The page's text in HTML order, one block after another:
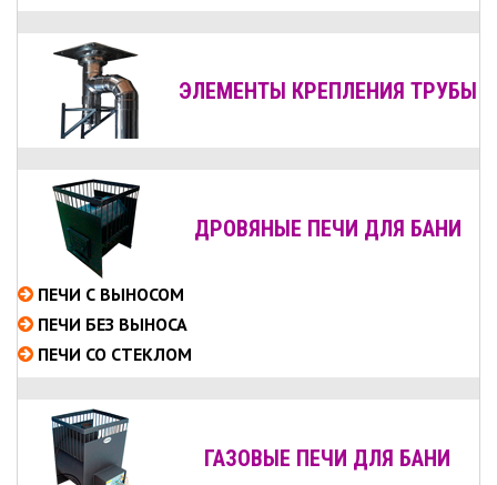
ЭЛЕМЕНТЫ КРЕПЛЕНИЯ ТРУБЫ
ДРОВЯНЫЕ ПЕЧИ ДЛЯ БАНИ
ПЕЧИ С ВЫНОСОМ
ПЕЧИ БЕЗ ВЫНОСА
ПЕЧИ СО СТЕКЛОМ
ГАЗОВЫЕ ПЕЧИ ДЛЯ БАНИ